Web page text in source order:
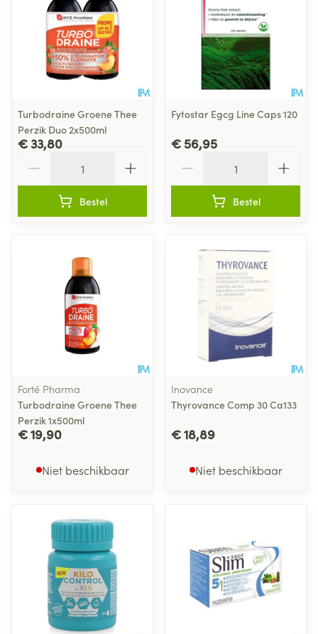
Turbodraine Groene Thee
Perzik Duo 2x500ml
€ 33,80
Bestel
Fytostar Egcg Line Caps 120
€ 56,95
Bestel
Forté Pharma
Turbodraine Groene Thee
Perzik 1x500ml
€ 19,90
Niet beschikbaar
Inovance
Thyrovance Comp 30 Ca133
€ 18,89
Niet beschikbaar